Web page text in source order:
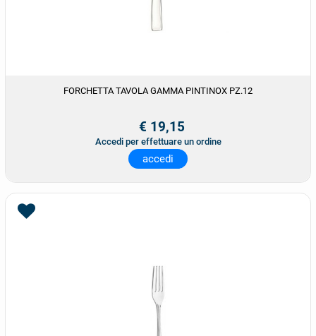
FORCHETTA TAVOLA GAMMA PINTINOX PZ.12
€ 19,15
Accedi per effettuare un ordine
accedi